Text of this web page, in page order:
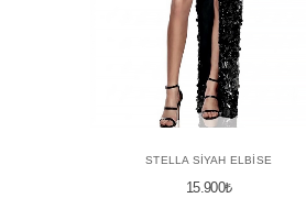
STELLA SİYAH ELBİSE
15.900₺